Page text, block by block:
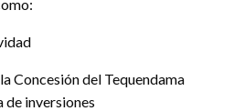
Concesión del Tequendama
inversiones